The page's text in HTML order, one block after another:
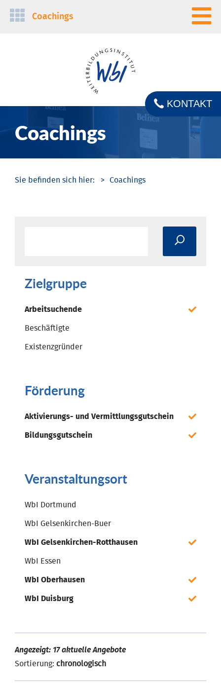
Navigation
Coachings
Coachings
KONTAKT
Coachings
Zielgruppe
Arbeitsuchende
Beschäftigte
Existenzgründer
Förderung
Aktivierungs- und Vermittlungsgutschein
Bildungsgutschein
Veranstaltungsort
WbI Dortmund
WbI Gelsenkirchen-Buer
WbI Gelsenkirchen-Rotthausen
WbI Essen
WbI Oberhausen
WbI Duisburg
Angezeigt: 17 aktuelle Angebote
Sortierung: chronologisch